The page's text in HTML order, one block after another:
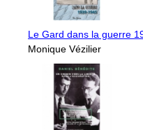
Le Gard dans la guerre
Monique Vézilier